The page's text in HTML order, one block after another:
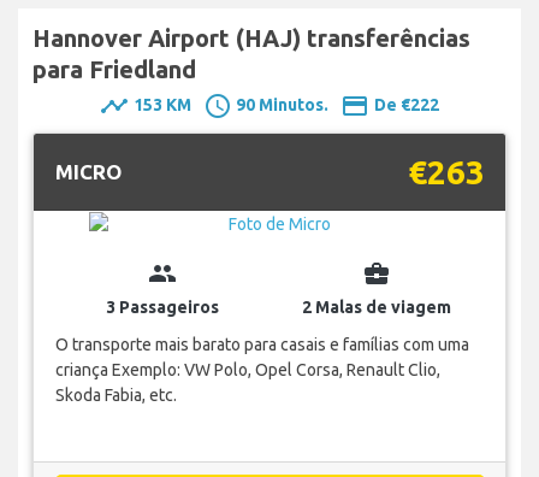
Hannover Airport (HAJ) transferências
para Friedland
timeline 153 KM schedule 90 Minutos. payment De €222
MICRO €263
group
3 Passageiros
business_center
2 Malas de viagem
O transporte mais barato para casais e famílias com uma
criança Exemplo: VW Polo, Opel Corsa, Renault Clio,
Skoda Fabia, etc.